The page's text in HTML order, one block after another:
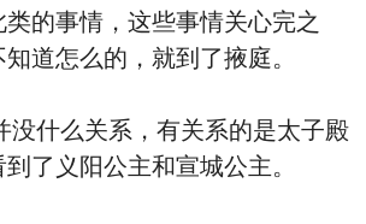
的事情，这些事情关心完之
道怎么的，就到了掖庭。
什么关系，有关系的是太子殿
了义阳公主和宣城公主。